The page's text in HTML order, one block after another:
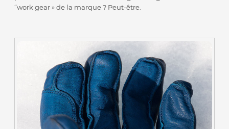
“work gear » de la marque ? Peut-être.